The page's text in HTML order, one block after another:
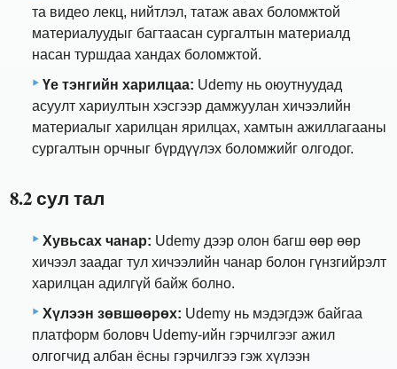
та видео лекц, нийтлэл, татаж авах боломжтой
материалуудыг багтаасан сургалтын материалд
насан туршдаа хандах боломжтой.
Үе тэнгийн харилцаа: Udemy нь оюутнуудад
асуулт хариултын хэсгээр дамжуулан хичээлийн
материалыг харилцан ярилцах, хамтын ажиллагааны
сургалтын орчныг бүрдүүлэх боломжийг олгодог.
8.2 сул тал
Хувьсах чанар: Udemy дээр олон багш өөр өөр
хичээл заадаг тул хичээлийн чанар болон гүнзгийрэлт
харилцан адилгүй байж болно.
Хүлээн зөвшөөрөх: Udemy нь мэдэгдэж байгаа
платформ боловч Udemy-ийн гэрчилгээг ажил
олгогчид албан ёсны гэрчилгээ гэж хүлээн